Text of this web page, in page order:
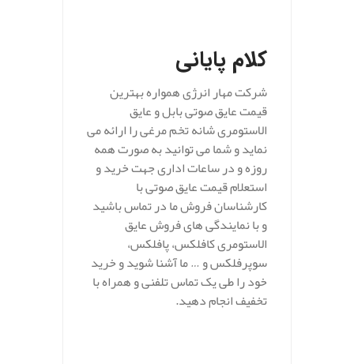
کلام پایانی
شرکت مهار انرژی همواره بهترین
قیمت عایق صوتی بابل و عایق
الاستومری شانه تخم مرغی را ارائه می
نماید و شما می توانید به صورت همه
روزه و در ساعات اداری جهت خرید و
استعلام قیمت عایق صوتی با
کارشناسان فروش ما در تماس باشید
و با نمایندگی های فروش عایق
الاستومری کافلکس، پافلکس،
سوپرفلکس و … ما آشنا شوید و خرید
خود را طی یک تماس تلفنی و همراه با
تخفیف انجام دهید.